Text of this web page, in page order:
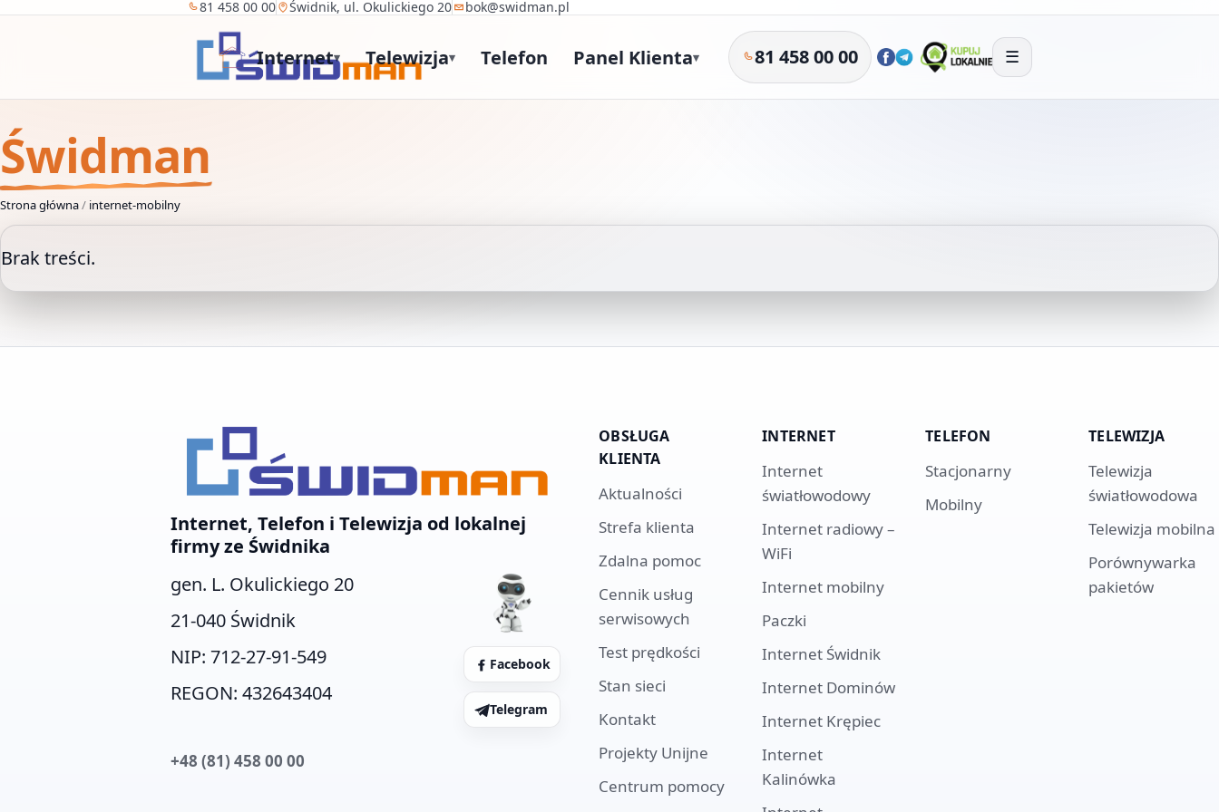
81 458 00 00 Świdnik, ul. Okulickiego 20 bok@swidman.pl
Internet▾ Telewizja▾ Telefon Panel Klienta▾ 81 458 00 00 ☰
Świdman
Strona główna/ internet-mobilny
Brak treści.
Internet, Telefon i Telewizja od lokalnej
firmy ze Świdnika
gen. L. Okulickiego 20
21-040 Świdnik
NIP: 712-27-91-549
REGON: 432643404
Facebook
Telegram
+48 (81) 458 00 00
OBSŁUGA
KLIENTA
Aktualności
Strefa klienta
Zdalna pomoc
Cennik usług
serwisowych
Test prędkości
Stan sieci
Kontakt
Projekty Unijne
Centrum pomocy
INTERNET
Internet
światłowodowy
Internet radiowy –
WiFi
Internet mobilny
Paczki
Internet Świdnik
Internet Dominów
Internet Krępiec
Internet
Kalinówka
TELEFON
Stacjonarny
Mobilny
TELEWIZJA
Telewizja
światłowodowa
Telewizja mobilna
Porównywarka
pakietów